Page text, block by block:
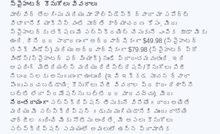
స్పైహంటర్ కొనుగోలు వివరాలు
మాల్‌వేర్ తొలగింపు మరియు మా హెల్ప్‌డెస్క్ ద్వారా మా సపోర్ట్
విభాగానికి యాక్సెస్ వంటి పూర్తి కార్యాచరణ కోసం, మీరు
స్పైహంటర్‌కు తక్షణమే సబ్‌స్క్రయిబ్ చేసుకునే ఎంపిక కూడా మీకు
ఉంది. దీని ధర సాధారణంగా అర్ధవార్షికంగా $49.98 (స్పైహంటర్
బేసిక్ విండోస్) మరియు అర్ధవార్షికంగా $79.98 (స్పైహంటర్ ప్రో
విండోస్/స్పైహంటర్ ఫర్ మ్యాక్) నుండి ప్రారంభమవుతుంది. ఇది
ఆఫరింగ్ మెటీరియల్స్ మరియు రిజిస్ట్రేషన్/కొనుగోలు పేజీ
నిబంధనలకు అనుగుణంగా ఉంటుంది (ఇవి ఇక్కడ సూచన ద్వారా
పొందుపరచబడ్డాయి; కొనుగోలు పేజీ వివరాల ప్రకారం దేశాన్ని
బట్టి లేదా ప్రమోషన్‌ను బట్టి ధర మారవచ్చు). మీరు
నిరంతరాయంగాసబ్‌స్క్రిప్షన్ తీసుకునే వినియోగదారు అయితే
మరియు మీ సబ్‌స్క్రిప్షన్ గడువు ముగియడానికి ముందు రాబోయే
ఛార్జీల గురించి మీకు నోటీసు అందితే, మీ అసలు కొనుగోలు
సబ్‌స్క్రిప్షన్ సమయంలో అమలులో ఉన్న ప్రామాణిక